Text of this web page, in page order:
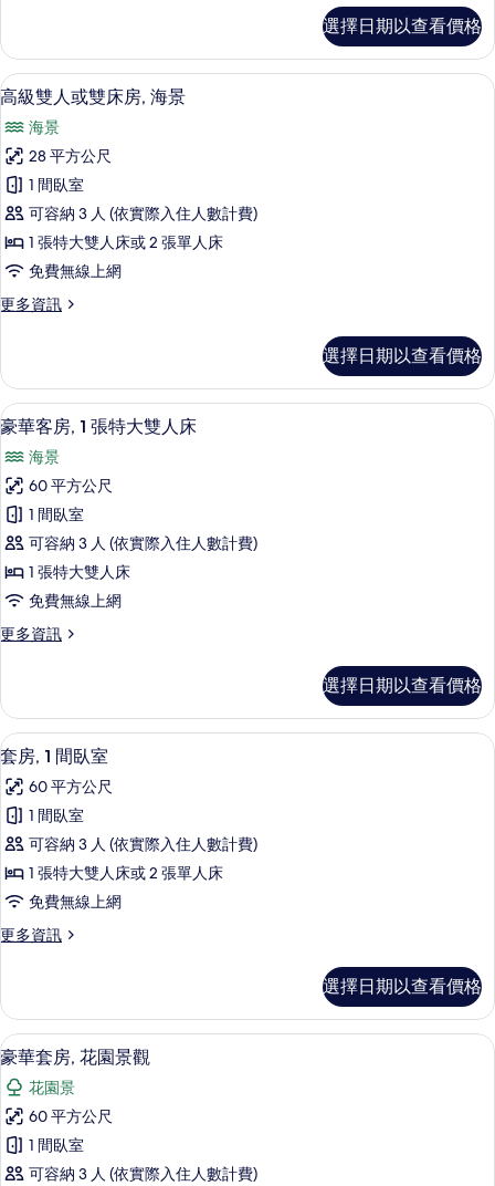
城
市
景
觀
的
所
有
相
片
雙
人
或
床
房,
城
市
景
觀
的
詳
選擇日期以查看價格
顯
示
高
級
雙
人
或
雙
床
海
景
的
所
有
相
片
5
高級雙人或雙床房, 海景
海景
28 平方公尺
1 間臥室
可容納 3 人 (依實際入住人數計費)
1 張特大雙人床或 2 張單人床
免費無線上網
更多資訊
更
雙
人
或
床
房,
海
景
的
詳
情
選擇日期以查看價格
顯
示
豪
華
客
房,
1
張
特
雙
人
床
的
所
有
相
片
豪華客房, 1 張特大雙人床 | 迷你吧、
4
豪華客房, 1 張特大雙人床
海景
60 平方公尺
1 間臥室
可容納 3 人 (依實際入住人數計費)
1 張特大雙人床
免費無線上網
更多資訊
更
客
房,
1
特
大
人
床
的
詳
情
選擇日期以查看價格
顯
示
套
房,
1
間
臥
室
所
有
相
片
套房, 1 間臥室 | 迷你吧、客房內保險
5
套房, 1 間臥室
60 平方公尺
1 間臥室
可容納 3 人 (依實際入住人數計費)
1 張特大雙人床或 2 張單人床
免費無線上網
更多資訊
更
1
間
臥
的
詳
情
選擇日期以查看價格
顯
示
豪
華
套
豪華套房, 花園景觀 | 迷你吧、客房內
5
豪華套房, 花園景觀
花園景
60 平方公尺
1 間臥室
可容納 3 人 (依實際入住人數計費)